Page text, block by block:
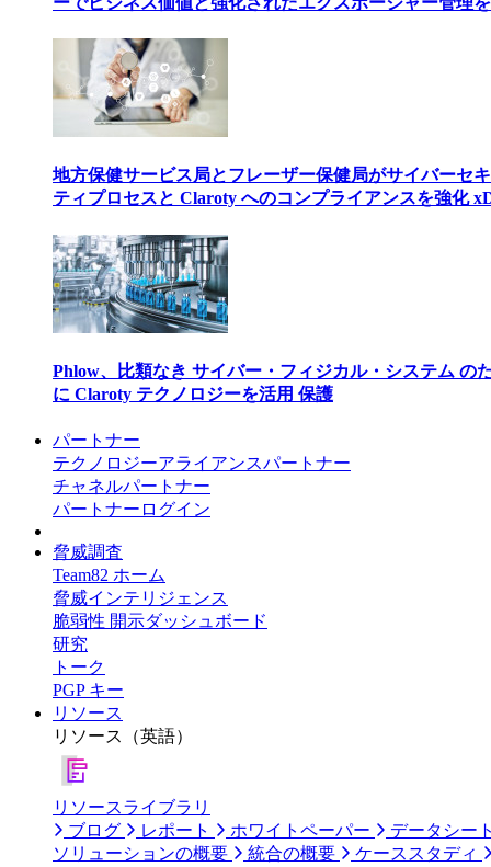
地方保健サービス局とフレーザー保健局がサイバーセ
ティプロセスと Claroty へのコンプライアンスを強化
Phlow、比類なき サイバー・フィジカル・システム の
に Claroty テクノロジーを活用 保護
パートナー
テクノロジーアライアンスパートナー
チャネルパートナー
パートナーログイン
脅威調査
Team82 ホーム
脅威インテリジェンス
脆弱性 開示ダッシュボード
研究
トーク
PGP キー
リソース
リソース（英語）
リソースライブラリ
ブログ
レポート ホワイトペーパー
データシー
ソリューションの概要
統合の概要
ケーススタディ